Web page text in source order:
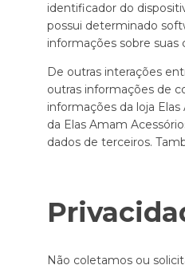
identificador do
possui determinado
informações sobre suas
De outras interações
outras informações de
informações da loja
da Elas Amam
dados de terceiros.
Não coletamos ou